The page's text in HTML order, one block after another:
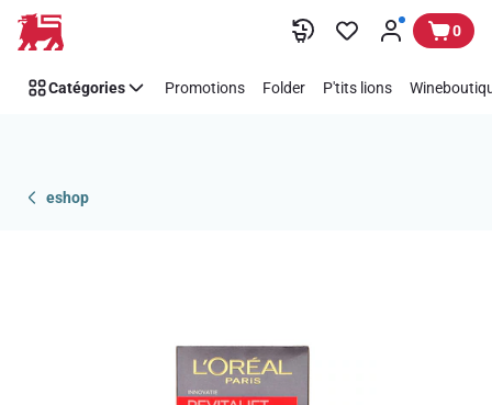
Passer 0
Catégories Promotions Folder P'tits lions
eshop